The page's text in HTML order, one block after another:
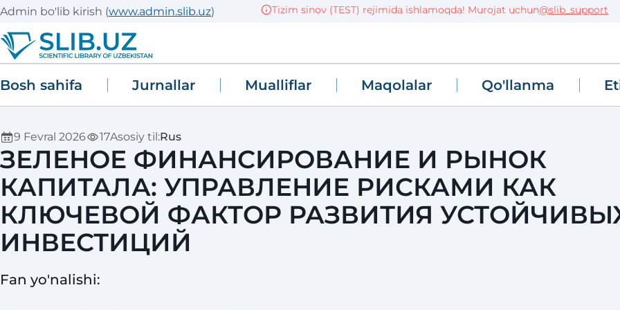
Admin bo'lib kirish (www.admin.slib.uz) Tizim sinov (TEST) rejimida ishlamoqda! Murojat uchun@slib_support
Bosh sahifa Jurnallar Mualliflar Maqolalar Qo'llanma
9 Fevral 2026 17Asosiy til:Rus
ЗЕЛЕНОЕ ФИНАНСИРОВАНИЕ И РЫНОК
КАПИТАЛА: УПРАВЛЕНИЕ РИСКАМИ КАК
КЛЮЧЕВОЙ ФАКТОР РАЗВИТИЯ
ИНВЕСТИЦИЙ
Fan yo'nalishi: